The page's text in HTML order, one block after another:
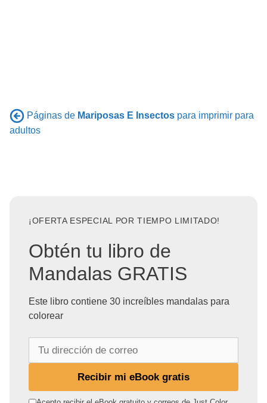
Páginas de Mariposas E Insectos para imprimir para
adultos
¡OFERTA ESPECIAL POR TIEMPO LIMITADO!
Obtén tu libro de
Mandalas GRATIS
Este libro contiene 30 increíbles mandalas para
colorear
r
Recibir mi eBook gratis